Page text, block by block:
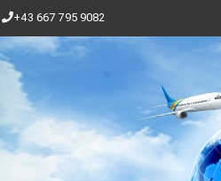
+43 667 795 9082